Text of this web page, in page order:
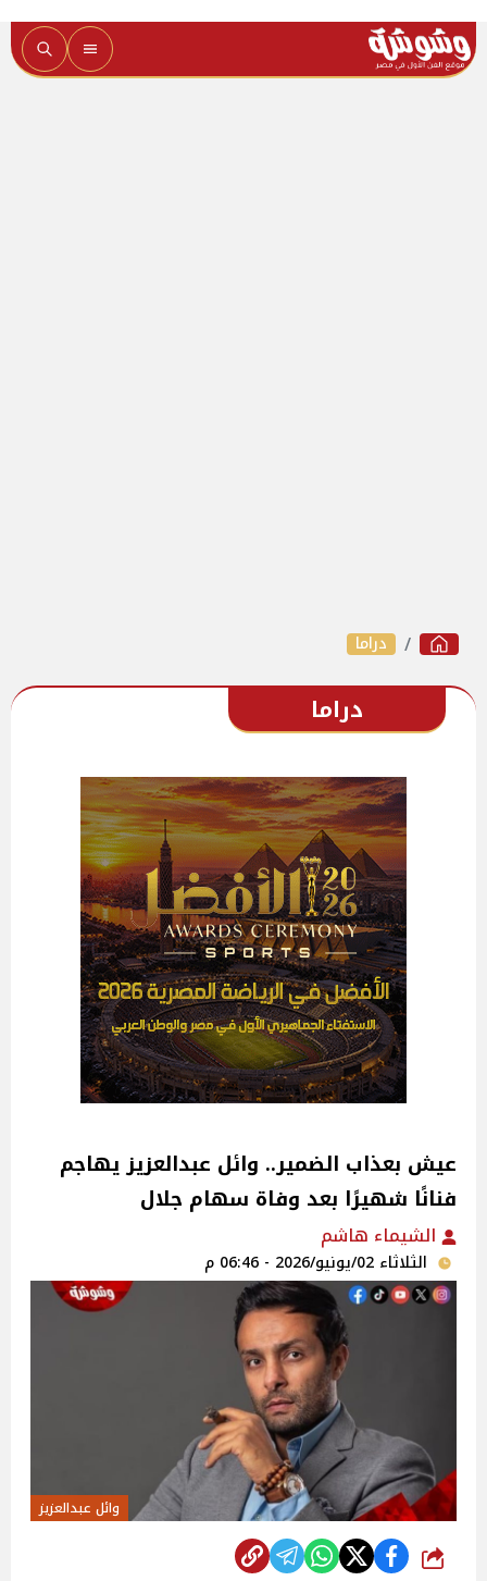
دراما
دراما
عيش بعذاب الضمير.. وائل عبدالعزيز يهاجم
فنانًا شهيرًا بعد وفاة سهام جلال
الشيماء هاشم
الثلاثاء 02/يونيو/2026 - 06:46 م
وائل عبدالعزيز
شارك